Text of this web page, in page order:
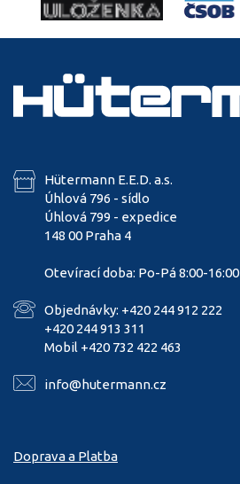
Hütermann E.E.D. a.s.
Úhlová 796 - sídlo
Úhlová 799 - expedice
148 00 Praha 4
Otevírací doba: Po-Pá 8:00-16:00
Objednávky: +420 244 912 222
+420 244 913 311
Mobil +420 732 422 463
info@hutermann.cz
Doprava a Platba